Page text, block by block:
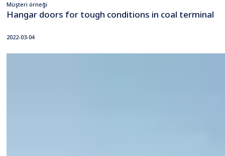
Müşteri örneği
Hangar doors for tough conditions in coal terminal
2022-03-04